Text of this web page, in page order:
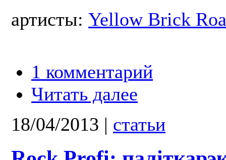
артисты: Yellow Brick
1 комментарий
Читать далее
18/04/2013 | статьи